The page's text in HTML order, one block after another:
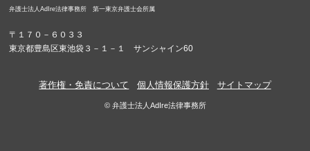
弁護士法人AdIre法律事務所 第一東京弁護士会所属
〒１７０－６０３３
東京都豊島区東池袋３－１－１ サンシャイン60
著作権・免責について 個人情報保護方針 サイトマップ
© 弁護士法人AdIre法律事務所